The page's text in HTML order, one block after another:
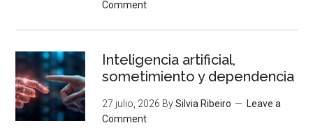
Comment
Inteligencia artificial,
sometimiento y dependencia
27 julio, 2026 BySilvia Ribeiro
Leave a
Comment